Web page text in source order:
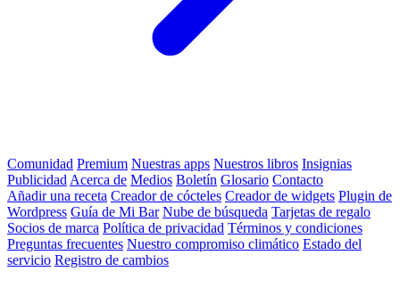
Comunidad Premium Nuestras apps Nuestros libros Insignias
Publicidad Acerca de Medios Boletín Glosario Contacto
Añadir una receta Creador de cócteles Creador de widgets Plugin de
Wordpress Guía de Mi Bar Nube de búsqueda Tarjetas de regalo
Socios de marca Política de privacidad Términos y condiciones
Preguntas frecuentes Nuestro compromiso climático Estado del
servicio Registro de cambios